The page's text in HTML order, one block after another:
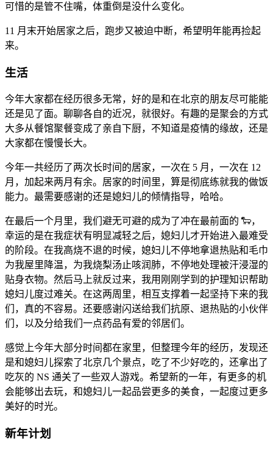
可惜的是管不住嘴，体重倒是没什么变化。
11 月末开始居家之后，跑步又被迫中断，希望明年能再捡起
来。
生活
今年大家都在经历很多无常，好的是和在北京的朋友尽可能能
还是见了面。聊聊各自的近况，就很好。有趣的是聚会的方式
大多从餐馆聚餐变成了亲自下厨，不知道是疫情的缘故，还是
大家都在慢慢长大。
今年一共经历了两次长时间的居家，一次在 5 月，一次在 12
月，加起来两月有余。居家的时间里，算是彻底练就我的做饭
能力。最需要感谢的还是媳妇儿的倾情指导，哈哈。
在最后一个月里，我们避无可避的成为了冲在最前面的 🐑，
幸运的是在我症状有明显减轻之后，媳妇儿才开始进入最难受
的阶段。在我高烧不退的时候，媳妇儿不停地拿退热贴和毛巾
为我屋里降温，为我烧梨汤止咳润肺，不停地处理被汗浸湿的
贴身衣物。然后马上就反过来，我用刚刚学到的护理知识帮助
媳妇儿度过难关。在这两周里，相互支撑着一起坚持下来的我
们，真的不容易。还要感谢闪送给我们抗原、退热贴的小伙伴
们，以及分给我们一点药品有爱的邻居们。
感觉上今年大部分时间都在家里，但整理今年的经历，发现还
是和媳妇儿探索了北京几个景点，吃了不少好吃的，还拿出了
吃灰的 NS 通关了一些双人游戏。希望新的一年，有更多的机
会能够出去玩，和媳妇儿一起品尝更多的美食，一起度过更多
美好的时光。
新年计划